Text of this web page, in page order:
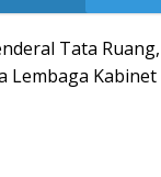
Tata Ruang,
Lembaga Kabinet